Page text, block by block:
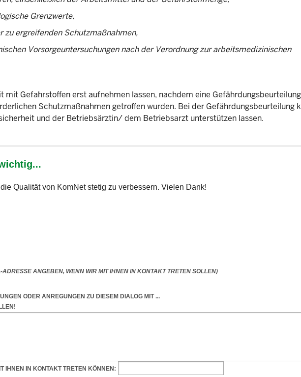
Grenzwerte,
zu ergreifenden Schutzmaßnahmen,
Vorsorgeuntersuchungen nach der Verordnung zur arbeitsmedizinischen
mit Gefahrstoffen erst aufnehmen lassen, nachdem eine Gefährdungsbeurteilung
Schutzmaßnahmen getroffen wurden. Bei der Gefährdungsbeurteilung
und der Betriebsärztin/ dem Betriebsarzt unterstützen lassen.